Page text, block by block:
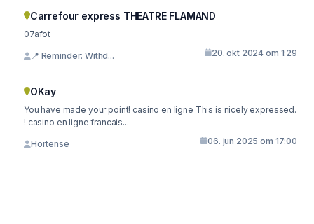
Carrefour express THEATRE FLAMAND
07afot
📍 Reminder: Withd... 20. okt 2024 om 1:29
OKay
You have made your point! casino en ligne This is nicely expressed.
! casino en ligne francais...
Hortense 06. jun 2025 om 17:00